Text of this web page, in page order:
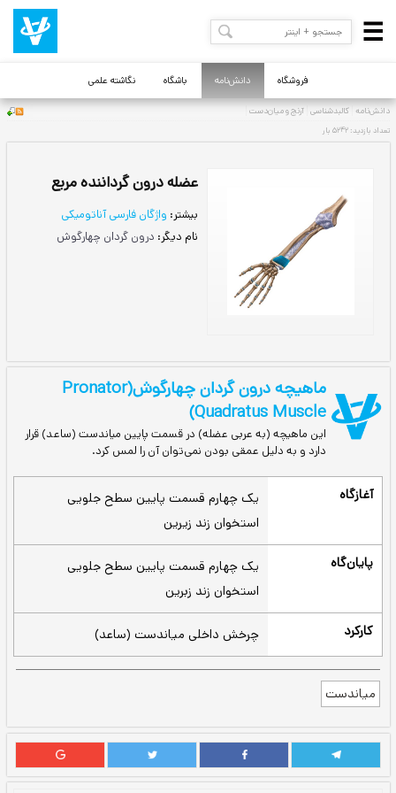
فروشگاه دانش‌نامه باشگاه نگاشته علمی
عضله درون گرداننده مربع
بیشتر:
ماهیچه درون گردان چهارگوش(Pronator
Quadratus
(به عربی عضله) در قسمت پایین میاندست (ساعد) قرار
دلیل عمقی بودن نمی‌توان آن را لمس کرد.
یک چهارم قسمت پایین سطح جلویی
استخوان زند زیرین
یک چهارم قسمت پایین سطح جلویی